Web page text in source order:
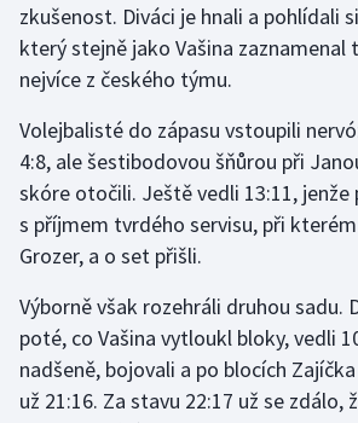
Veslování
Vodní slalom
Volejbal
Ostatní
zkušenost. Diváci je hnali a pohlídali
který stejně jako Vašina zaznamenal
nejvíce z českého týmu.
Volejbalisté do zápasu vstoupili
4:8, ale šestibodovou šňůrou při
skóre otočili. Ještě vedli 13:11, jenže
s příjmem tvrdého servisu, při
Grozer, a o set přišli.
Výborně však rozehráli druhou sadu.
poté, co Vašina vytloukl bloky, vedli
nadšeně, bojovali a po blocích
už 21:16. Za stavu 22:17 už se zdálo,